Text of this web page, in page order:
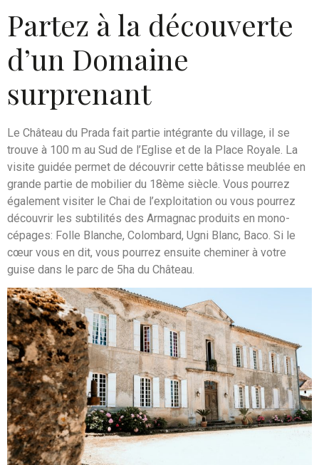
Partez à la découverte
d’un Domaine
surprenant
Le Château du Prada fait partie intégrante du village, il se
trouve à 100 m au Sud de l’Eglise et de la Place Royale. La
visite guidée permet de découvrir cette bâtisse meublée en
grande partie de mobilier du 18ème siècle. Vous pourrez
également visiter le Chai de l’exploitation ou vous pourrez
découvrir les subtilités des Armagnac produits en mono-
cépages: Folle Blanche, Colombard, Ugni Blanc, Baco. Si le
cœur vous en dit, vous pourrez ensuite cheminer à votre
guise dans le parc de 5ha du Château.